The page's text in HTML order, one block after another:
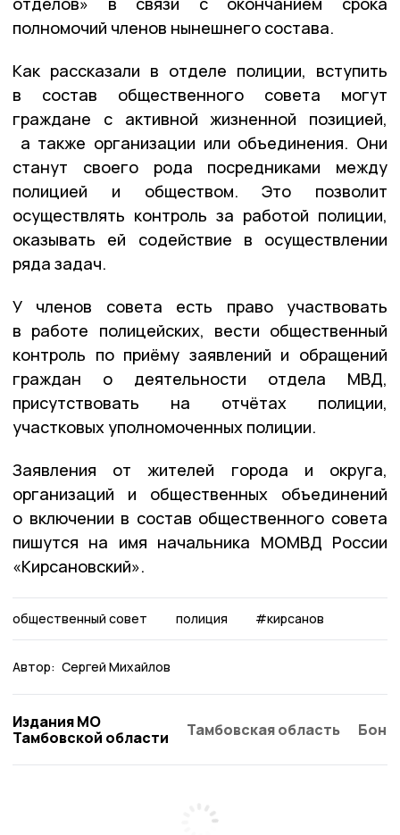
полномочий членов нынешнего состава.
Как рассказали в отделе полиции, вступить
в состав общественного совета могут
граждане с активной жизненной позицией,
а также организации или объединения. Они
станут своего рода посредниками между
полицией и обществом. Это позволит
осуществлять контроль за работой полиции,
оказывать ей содействие в осуществлении
ряда задач.
У членов совета есть право участвовать
в работе полицейских, вести общественный
контроль по приёму заявлений и обращений
граждан о деятельности отдела МВД,
присутствовать на отчётах полиции,
участковых уполномоченных полиции.
Заявления от жителей города и округа,
организаций и общественных объединений
о включении в состав общественного совета
пишутся на имя начальника МОМВД России
«Кирсановский».
общественный совет полиция #кирсанов
Автор: Сергей Михайлов
Издания МО
Тамбовской области
Тамбовская область